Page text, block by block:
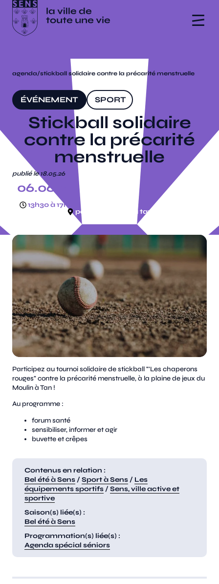
agenda/stickball solidaire contre la précarité menstruelle
ÉVÉNEMENT SPORT
Stickball solidaire
contre la précarité
menstruelle
publié le 18.05.26
06.06.26
13h30 à 17h
parc du moulin à tan
Participez au tournoi solidaire de stickball "'Les chaperons
rouges" contre la précarité menstruelle, à la plaine de jeux du
Moulin à Tan !
Au programme :
forum santé
sensibiliser, informer et agir
buvette et crêpes
Contenus en relation :
Bel été à Sens / Sport à Sens / Les
équipements sportifs / Sens, ville active et
sportive
Saison(s) liée(s) :
Bel été à Sens
Programmation(s) liée(s) :
Agenda spécial séniors